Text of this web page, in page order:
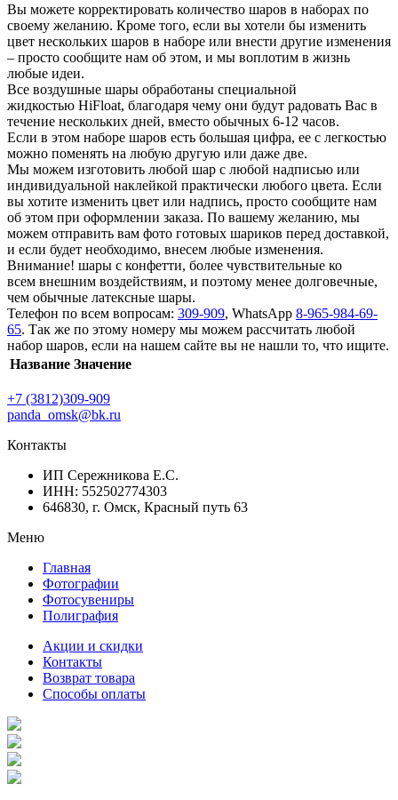
Вы можете корректировать количество шаров в наборах по
своему желанию. Кроме того, если вы хотели бы изменить
цвет нескольких шаров в наборе или внести другие изменения
– просто сообщите нам об этом, и мы воплотим в жизнь
любые идеи.
Все воздушные шары обработаны специальной
жидкостью HiFloat, благодаря чему они будут радовать Вас в
течение нескольких дней, вместо обычных 6-12 часов.
Если в этом наборе шаров есть большая цифра, ее с легкостью
можно поменять на любую другую или даже две.
Мы можем изготовить любой шар с любой надписью или
индивидуальной наклейкой практически любого цвета. Если
вы хотите изменить цвет или надпись, просто сообщите нам
об этом при оформлении заказа. По вашему желанию, мы
можем отправить вам фото готовых шариков перед доставкой,
и если будет необходимо, внесем любые изменения.
Внимание! шары с конфетти, более чувствительные ко
всем внешним воздействиям, и поэтому менее долговечные,
чем обычные латексные шары.
Телефон по всем вопросам: 309-909, WhatsApp 8-965-984-69-
65. Так же по этому номеру мы можем рассчитать любой
набор шаров, если на нашем сайте вы не нашли то, что ищите.
Название Значение
+7 (3812)309-909
panda_omsk@bk.ru
Контакты
ИП Сережникова Е.С.
ИНН: 552502774303
646830, г. Омск, Красный путь 63
Меню
Главная
Фотографии
Фотосувениры
Полиграфия
Акции и скидки
Контакты
Возврат товара
Способы оплаты